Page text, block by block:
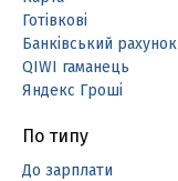
Готівкові
Банківський рахунок
QIWI гаманець
Яндекс Гроші
По типу
До зарплати